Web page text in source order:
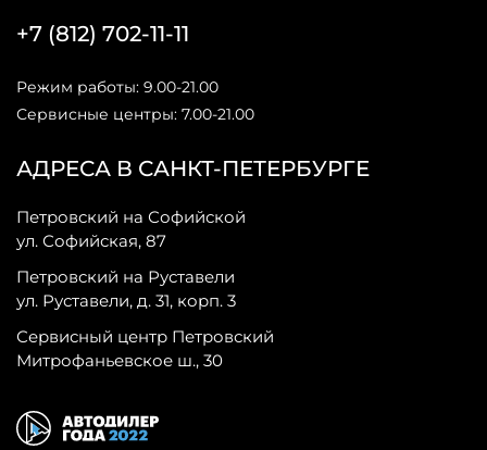
АДРЕСА В САНКТ-ПЕТЕРБУРГЕ
Петровский на Софийской
ул. Софийская, 87
Петровский на Руставели
ул. Руставели, д. 31, корп. 3
Сервисный центр Петровский
Митрофаньевское ш., 30
+7 (812) 702-11-11
Режим работы: 9.00-21.00
Сервисные центры: 7.00-21.00